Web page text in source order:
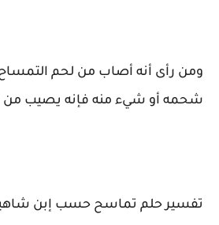
ومن رأى أنه أصاب من لحم
شحمه أو شيء منه فإنه يصيب من
تفسير حلم تماسح حسب إبن